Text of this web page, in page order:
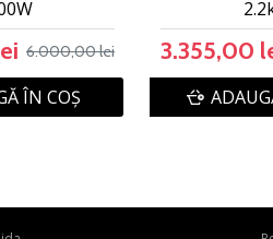
6.000,00 lei
ÎN COŞ
3.355,00